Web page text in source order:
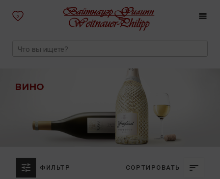
0
ВИНО
ФИЛЬТР СОРТИРОВАТЬ